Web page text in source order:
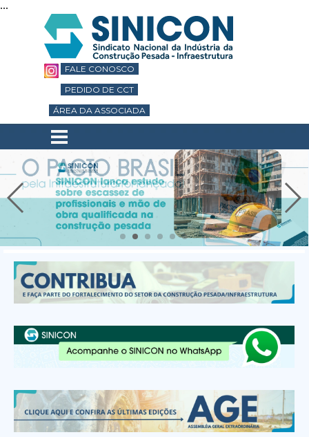
...
Ir para o conteúdo
Pular menu
ÁREA DA ASSOCIADA
PEDIDO DE CCT
FALE CONOSCO